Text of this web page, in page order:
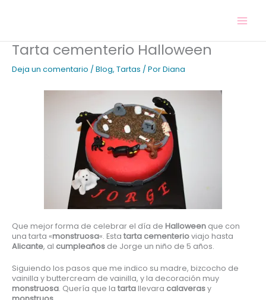
Tarta cementerio Halloween
Deja un comentario / Blog, Tartas / PorDiana
Que mejor forma de celebrar el día de Halloween que con
una tarta «monstruosa«. Esta tarta cementerioviajo hasta
Alicante, al cumpleaños de Jorge un niño de 5 años.
Siguiendo los pasos que me indico su madre, bizcocho de
vainilla y buttercream de vainilla, y la decoración muy
monstruosa. Quería que la tartallevara calaverasy